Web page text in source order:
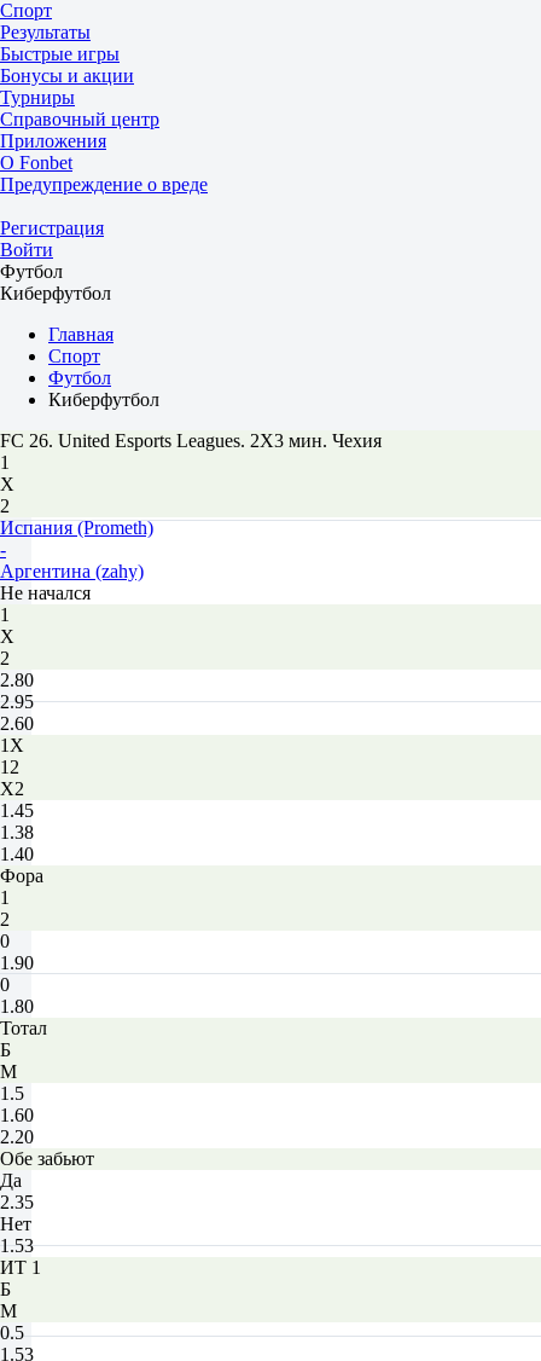
Спорт
Результаты
Быстрые игры
Бонусы и акции
Турниры
Справочный центр
Приложения
О Fonbet
Предупреждение о вреде
Регистрация
Войти
Футбол
Киберфутбол
Главная
Спорт
Футбол
Киберфутбол
FC 26. United Esports Leagues. 2X3 мин. Чехия
1
Х
2
Испания (Prometh)
-
Аргентина (zahy)
Не начался
1
Х
2
2.80
2.95
2.60
1X
12
X2
1.45
1.38
1.40
Фора
1
2
0
1.90
0
1.80
Тотал
Б
М
1.5
1.60
2.20
Обе забьют
Да
2.35
Нет
1.53
ИТ 1
Б
М
0.5
1.53